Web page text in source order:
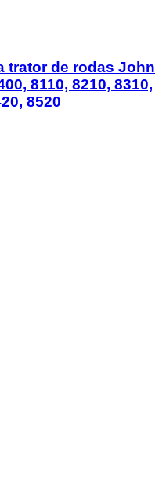
trator de rodas John
8110, 8210, 8310,
8520